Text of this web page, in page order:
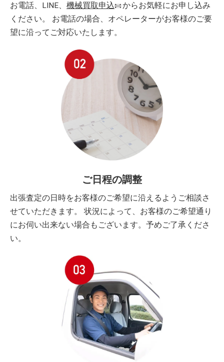
お電話、LINE、 機械買取申込
からお気軽にお申し込み
ください。 お電話の場合、オペレーターがお客様のご要
望に沿ってご対応いたします。
ご日程の調整
出張査定の日時をお客様のご希望に沿えるようご相談さ
せていただきます。 状況によって、お客様のご希望通り
にお伺い出来ない場合もございます。予めご了承くださ
い。